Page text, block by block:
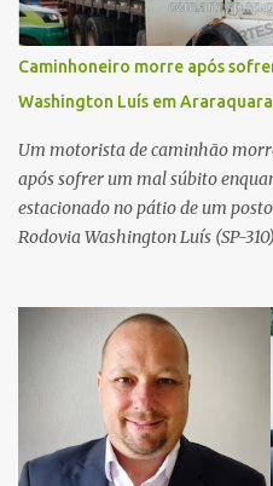
Caminhoneiro morre após
Washington Luís em
Um motorista de caminhão
após sofrer um mal súbito
estacionado no pátio de um
Rodovia Washington Luís (SP-
relatos de que havia um
caminhão. Equipes de resgate
local e encontraram a vítima
socorristas iniciaram
cardiopulmonar (RCP), porém,
motorista não respondeu aos